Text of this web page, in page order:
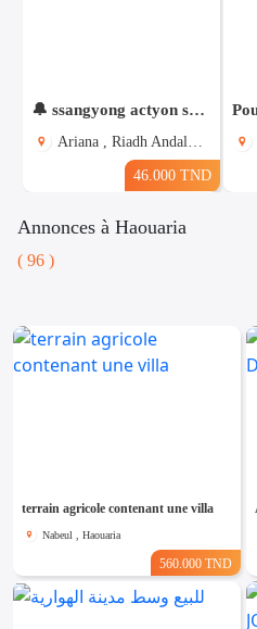
Voitures
🔔 ssangyong actyon sports 4wd
Ariana , Riadh Andalous
46.000 TND
Annonces à Haouaria
( 96 )
terrain agricole contenant une villa
Nabeul , Haouaria
560.000 TND